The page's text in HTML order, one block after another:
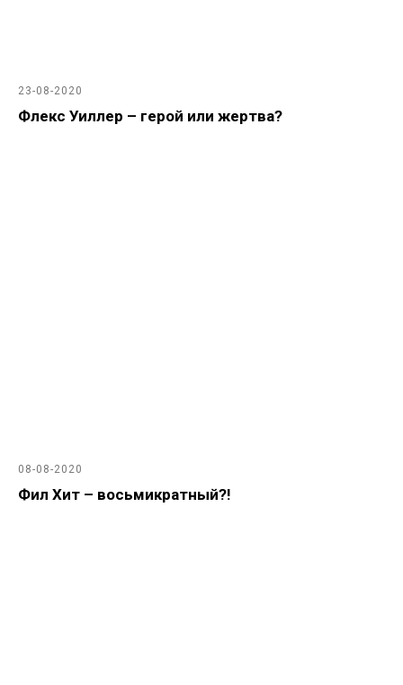
23-08-2020
Флекс Уиллер – герой или жертва?
08-08-2020
Фил Хит – восьмикратный?!